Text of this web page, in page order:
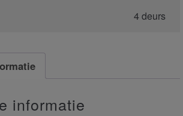
4 deurs
informatie